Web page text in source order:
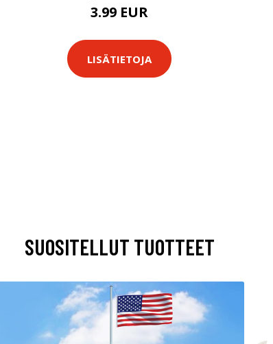
3.99 EUR
LISÄTIETOJA
SUOSITELLUT TUOTTEET